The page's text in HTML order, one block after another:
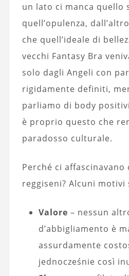
un lato ci manca quello
quell’opulenza,
che quell’ideale di
vecchi Fantasy Bra
solo dagli Angeli con
rigidamente definiti,
parliamo di body
è proprio questo che
paradosso culturale.
Perché ci
reggiseni? Alcuni motivi
Valore – nessun
d’abbigliamento è
assurda­mente
jednocześnie così